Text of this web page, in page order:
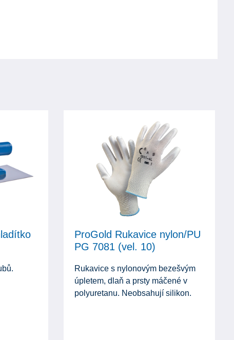
ProGold Rukavice nylon/PU
PG 7081 (vel. 10)
Rukavice s nylonovým bezešvým
úpletem, dlaň a prsty máčené v
polyuretanu. Neobsahují silikon.